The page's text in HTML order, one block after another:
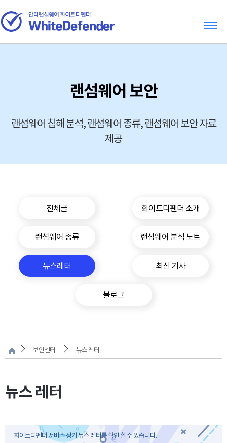
랜섬웨어 보안
랜섬웨어 침해 분석, 랜섬웨어 종류, 랜섬웨어 보안 자료
제공
전체글 화이트디펜더 소개
랜섬웨어 종류 랜섬웨어 분석 노트
뉴스레터 최신 기사
블로그
보안센터 뉴스 레터
뉴스 레터
화이트디펜더 서비스 정기 뉴스 레터를 확인 할 수 있습니다.